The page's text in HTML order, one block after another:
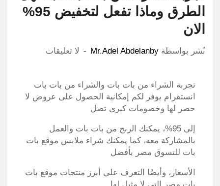
الطرق وماذا تفعل لتخفيض 95%
الان
نٌشر بواسطة Mr.Adel Abdelanby لا تعليقات
تجربة الشراء من بات بات والشراء من بات بات
انستقرام يوفر لكم إمكانية الحصول على عروض لا
حصر لها وخصومات كبرى تصل
إلى 95%، يمكنك الربح من بات بات والعمل
بالمشاركة معه، كما يمكنك شراء ملابس موقع بات
بات للتسوق مصر بأفضل
الأسعار، وأيضًا التعرف على أبرز منتجات موقع بات